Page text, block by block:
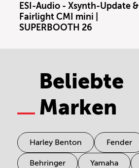
ESI-Audio - Xsynth-Update &
Fairlight CMI mini |
SUPERBOOTH 26
Beliebte
Marken
Harley Benton Fender
Behringer Yamaha